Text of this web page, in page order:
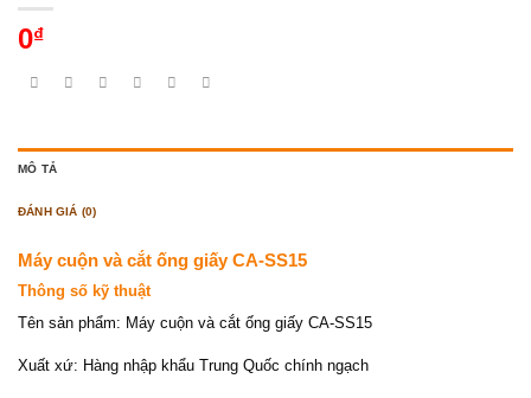
0₫
MÔ TẢ
ĐÁNH GIÁ (0)
Máy cuộn và cắt ống giấy CA-SS15
Thông số kỹ thuật
Tên sản phẩm: Máy cuộn và cắt ống giấy CA-SS15
Xuất xứ: Hàng nhập khẩu Trung Quốc chính ngạch